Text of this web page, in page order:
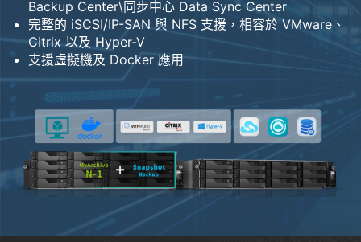
Backup Center\同步中心 Data Sync Center
完整的 iSCSI/IP-SAN 與 NFS 支援，相容於 VMware、
Citrix 以及 Hyper-V
支援虛擬機及 Docker 應用